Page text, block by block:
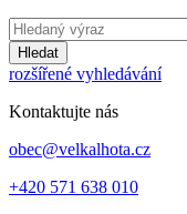
Hledat
rozšířené vyhledávání
Kontaktujte nás
obec@velkalhota.cz
+420 571 638 010